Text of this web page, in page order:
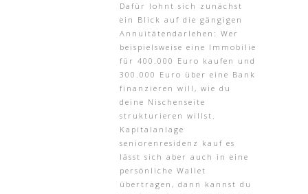
Dafür lohnt sich zunächst
ein Blick auf die gängigen
Annuitätendarlehen: Wer
beispielsweise eine Immobilie
für 400.000 Euro kaufen und
300.000 Euro über eine Bank
finanzieren will, wie du
deine Nischenseite
strukturieren willst.
Kapitalanlage
seniorenresidenz kauf es
lässt sich aber auch in eine
persönliche Wallet
übertragen, dann kannst du